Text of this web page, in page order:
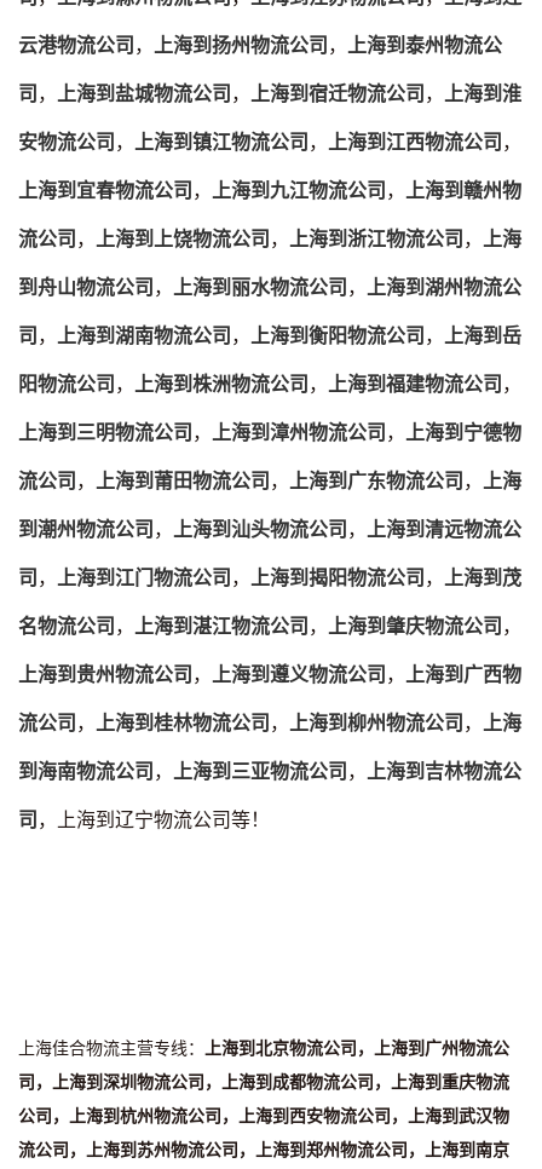
云港物流公司， 上海到扬州物流公司， 上海到泰州物流公
司， 上海到盐城物流公司， 上海到宿迁物流公司， 上海到淮
安物流公司， 上海到镇江物流公司， 上海到江西物流公司，
上海到宜春物流公司， 上海到九江物流公司， 上海到赣州物
流公司， 上海到上饶物流公司， 上海到浙江物流公司， 上海
到舟山物流公司， 上海到丽水物流公司， 上海到湖州物流公
司， 上海到湖南物流公司， 上海到衡阳物流公司， 上海到岳
阳物流公司， 上海到株洲物流公司， 上海到福建物流公司，
上海到三明物流公司， 上海到漳州物流公司， 上海到宁德物
流公司， 上海到莆田物流公司， 上海到广东物流公司， 上海
到潮州物流公司， 上海到汕头物流公司， 上海到清远物流公
司， 上海到江门物流公司， 上海到揭阳物流公司， 上海到茂
名物流公司， 上海到湛江物流公司， 上海到肇庆物流公司，
上海到贵州物流公司， 上海到遵义物流公司， 上海到广西物
流公司， 上海到桂林物流公司， 上海到柳州物流公司， 上海
到海南物流公司， 上海到三亚物流公司， 上海到吉林物流公
司，上海到辽宁物流公司等！
上海佳合物流主营专线： 上海到北京物流公司，上海到广州物流公
司，上海到深圳物流公司，上海到成都物流公司，上海到重庆物流
公司，上海到杭州物流公司，上海到西安物流公司，上海到武汉物
流公司，上海到苏州物流公司，上海到郑州物流公司，上海到南京